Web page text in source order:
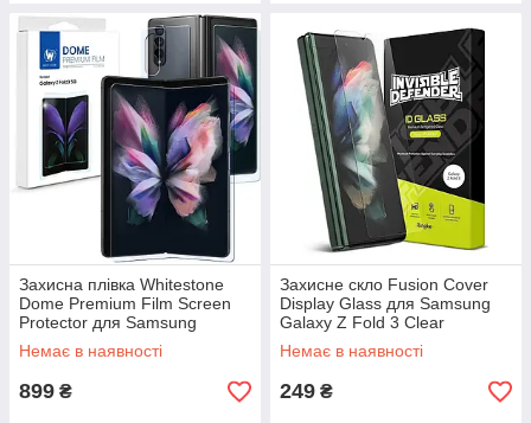
Захисна плівка Whitestone
Dome Premium Film Screen
Protector для Samsung
Galaxy Z Fold 3
Немає в наявності
899 ₴
Захисне скло Fusion Cover
Display Glass для Samsung
Galaxy Z Fold 3 Clear
(G4as065)
Немає в наявності
249 ₴